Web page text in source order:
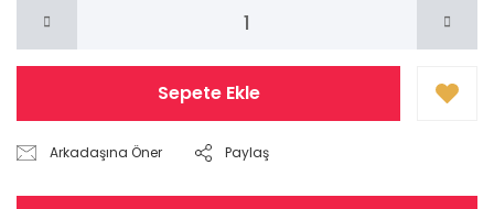
Sepete Ekle
Arkadaşına Öner Paylaş